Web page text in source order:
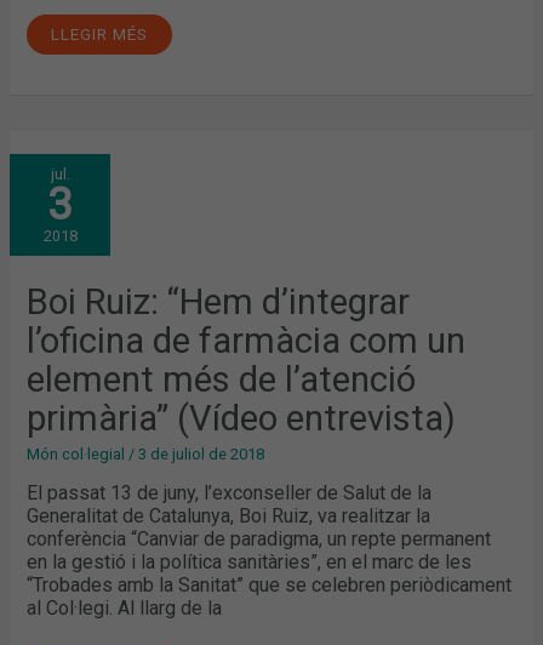
LLEGIR MÉS
jul.
3
2018
Boi Ruiz: “Hem d’integrar
l’oficina de farmàcia com un
element més de l’atenció
primària” (Vídeo entrevista)
Món col·legial /3 de juliol de 2018
El passat 13 de juny, l’exconseller de Salut de la
Generalitat de Catalunya, Boi Ruiz, va realitzar la
conferència “Canviar de paradigma, un repte permanent
en la gestió i la política sanitàries”, en el marc de les
“Trobades amb la Sanitat” que se celebren periòdicament
al Col·legi. Al llarg de la
BOI
RUIZ:
“HEM
D’INTEGRAR
L’OFICINA
DE
FARMÀCIA
UN
ELEMENT
MÉS
DE
L’ATENCIÓ
PRIMÀRIA”
(VÍDEO
ENTREVISTA)